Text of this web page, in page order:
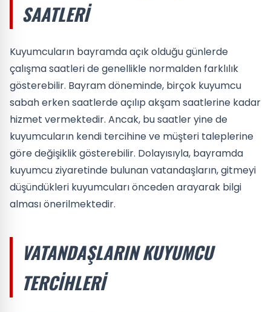
SAATLERI
Kuyumcuların bayramda açık olduğu günlerde
çalışma saatleri de genellikle normalden farklılık
gösterebilir. Bayram döneminde, birçok kuyumcu
sabah erken saatlerde açılıp akşam saatlerine kadar
hizmet vermektedir. Ancak, bu saatler yine de
kuyumcuların kendi tercihine ve müşteri taleplerine
göre değişiklik gösterebilir. Dolayısıyla, bayramda
kuyumcu ziyaretinde bulunan vatandaşların, gitmeyi
düşündükleri kuyumcuları önceden arayarak bilgi
alması önerilmektedir.
VATANDAŞLARIN KUYUMCU
TERCIHLERI